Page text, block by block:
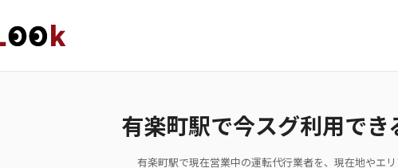
有楽町駅で今スグ利用で
有楽町駅で現在営業中の運転代行業者を、現在地やエ